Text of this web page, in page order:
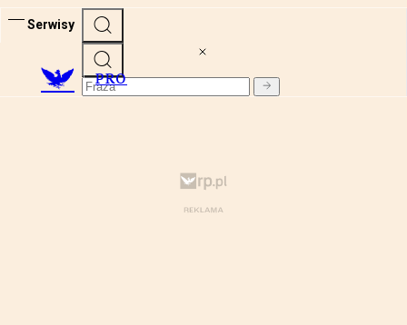
Serwisy
PRO